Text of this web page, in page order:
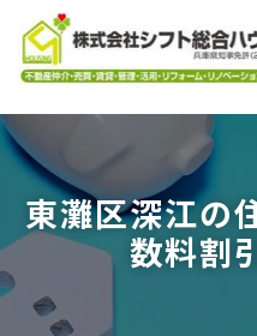
東灘区深江の
数料割